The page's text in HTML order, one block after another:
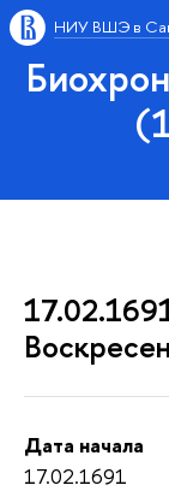
НИУ ВШЭ в
Дата начала
17.02.1691